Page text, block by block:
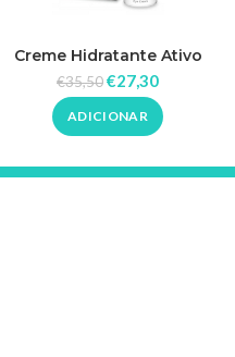
Creme Hidratante Ativo
para os Olhos 15ml – Norel
€35,50€27,30
ADICIONAR